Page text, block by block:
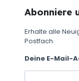
Abonniere
Erhalte alle
Postfach.
Deine E-Mail-